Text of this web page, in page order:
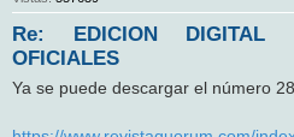
Re: EDICION DIGITAL
OFICIALES
Ya se puede descargar el número